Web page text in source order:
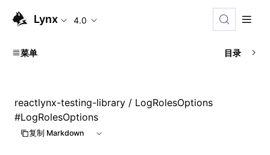
Lynx 4.0
菜单 目录
reactlynx-testing-library / LogRolesOptions
#LogRolesOptions
复制 Markdown